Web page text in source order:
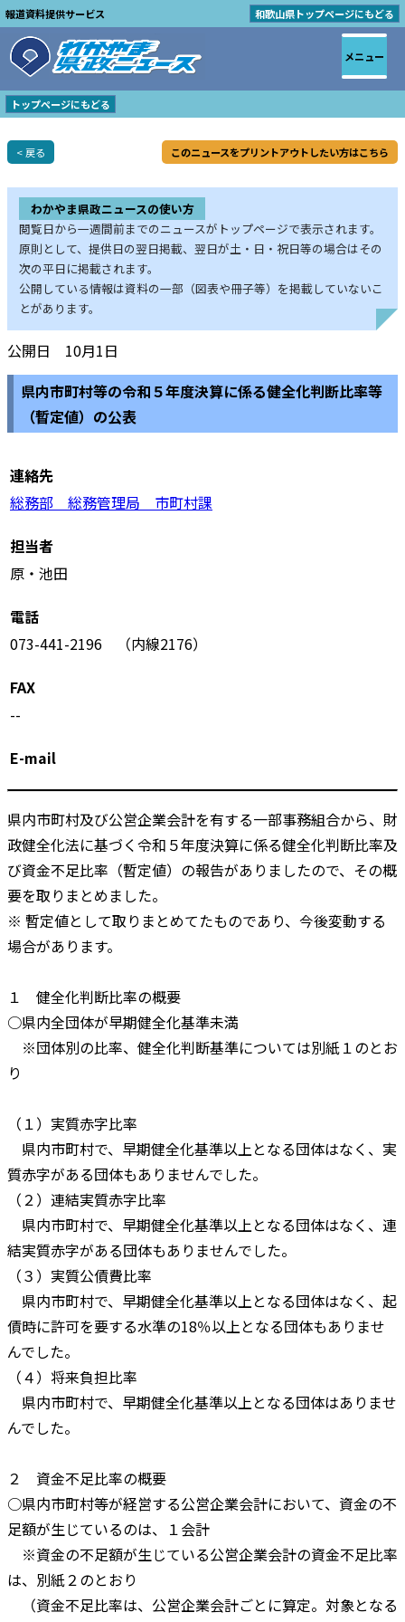
報道資料提供サービス 和歌山県トップページにもどる
トップページにもどる
< 戻る このニュースをプリントアウトしたい方はこちら
わかやま県政ニュースの使い方
閲覧日から一週間前までのニュースがトップページで表示されます。
原則として、提供日の翌日掲載、翌日が土・日・祝日等の場合はその
次の平日に掲載されます。
公開している情報は資料の一部（図表や冊子等）を掲載していないこ
とがあります。
公開日 10月1日
県内市町村等の令和５年度決算に係る健全化判断比率等
（暫定値）の公表
連絡先
総務部 総務管理局 市町村課
担当者
原・池田
電話
073-441-2196 （内線2176）
FAX
--
E-mail
県内市町村及び公営企業会計を有する一部事務組合から、財
政健全化法に基づく令和５年度決算に係る健全化判断比率及
び資金不足比率（暫定値）の報告がありましたので、その概
要を取りまとめました。
※ 暫定値として取りまとめてたものであり、今後変動する
場合があります。
１ 健全化判断比率の概要
○県内全団体が早期健全化基準未満
※団体別の比率、健全化判断基準については別紙１のとお
り
（１）実質赤字比率
県内市町村で、早期健全化基準以上となる団体はなく、実
質赤字がある団体もありませんでした。
（２）連結実質赤字比率
県内市町村で、早期健全化基準以上となる団体はなく、連
結実質赤字がある団体もありませんでした。
（３）実質公債費比率
県内市町村で、早期健全化基準以上となる団体はなく、起
債時に許可を要する水準の18％以上となる団体もありませ
んでした。
（４）将来負担比率
県内市町村で、早期健全化基準以上となる団体はありませ
んでした。
２ 資金不足比率の概要
○県内市町村等が経営する公営企業会計において、資金の不
足額が生じているのは、１会計
※資金の不足額が生じている公営企業会計の資金不足比率
は、別紙２のとおり
（資金不足比率は、公営企業会計ごとに算定。対象となる
メニュー